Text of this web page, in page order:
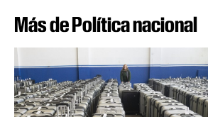
Más de Política nacional